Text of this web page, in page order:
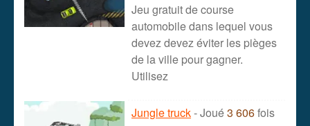
Jeu gratuit de course
automobile dans lequel vous
devez devez éviter les pièges
de la ville pour gagner.
Utilisez
Jungle truck- Joué3 606fois